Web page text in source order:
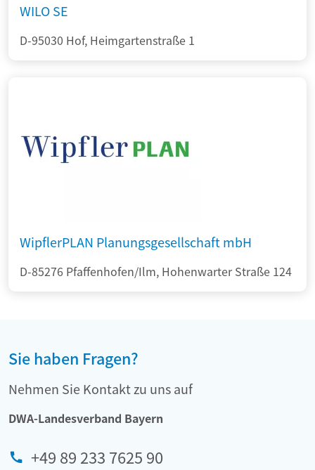
WILO SE
D-95030 Hof, Heimgartenstraße 1
WipflerPLAN Planungsgesellschaft mbH
D-85276 Pfaffenhofen/Ilm, Hohenwarter Straße 124
Sie haben Fragen?
Nehmen Sie Kontakt zu uns auf
DWA-Landesverband Bayern
+49 89 233 7625 90